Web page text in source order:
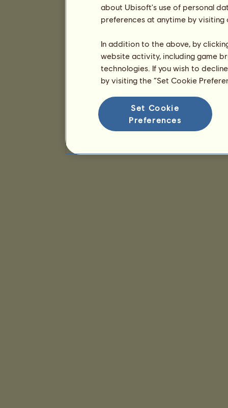
about Ubisoft's use of personal
preferences at anytime by
In addition to the above, by
website activity, including game
technologies. If you wish to
by visiting the “Set Cookie
Set Cookie
Preferences